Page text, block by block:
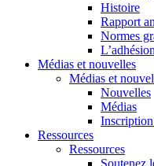
Histoire
Rapport
Normes
Médias et nouvelles
Médias et
Nouvelles
Médias
Ressources
Ressources
Soutenez